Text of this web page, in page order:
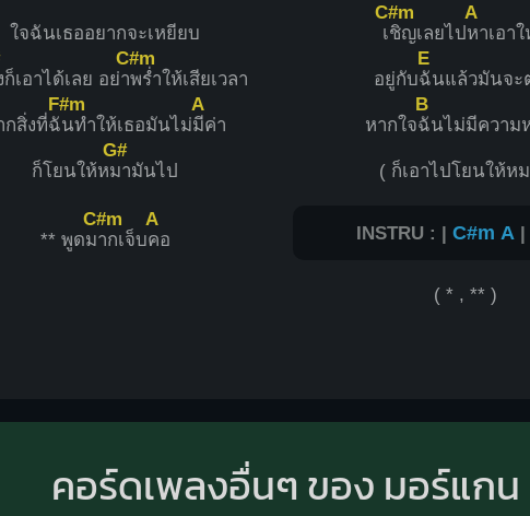
ใจฉันเธออยากจะเหยียบ
ก็เอาได้เลย อย่า
C#m
พร่ำให้เสียเวลา
กสิ่งที่ฉั
F#m
นทำให้เธอมันไม่
A
มีค่า
ก็โยนให้ห
G#
มามันไป
** พูดม
C#m
ากเจ็บ
A
คอ
เ
C#m
ชิญเลยไป
A
หาเอา
อยู่กับ
E
ฉันแล้วมันจะ
หากใจ
B
ฉันไม่มีความ
( ก็เอาไปโยนให้ห
INSTRU : | C#m A |
( * , ** )
คอร์ดเพลงอื่นๆ ของ มอร์แกน